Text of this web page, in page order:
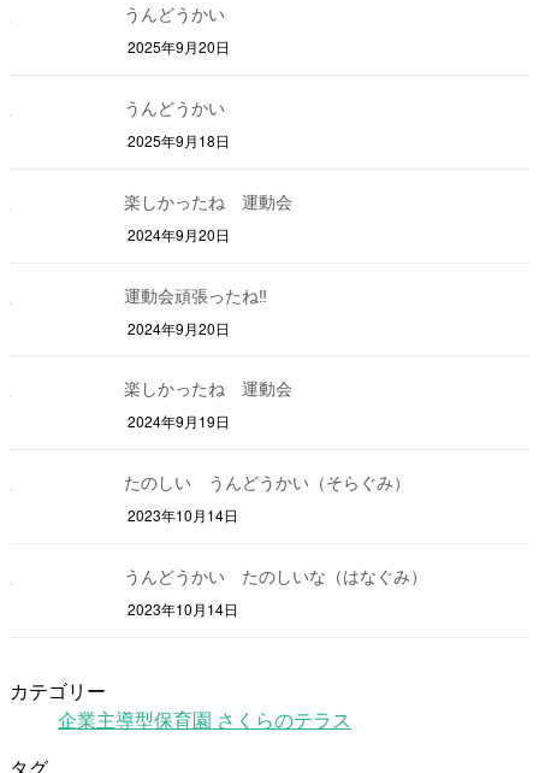
うんどうかい
2025年9月20日
うんどうかい
2025年9月18日
楽しかったね 運動会
2024年9月20日
運動会頑張ったね‼
2024年9月20日
楽しかったね 運動会
2024年9月19日
たのしい うんどうかい（そらぐみ）
2023年10月14日
うんどうかい たのしいな（はなぐみ）
2023年10月14日
カテゴリー
企業主導型保育園 さくらのテラス
タグ